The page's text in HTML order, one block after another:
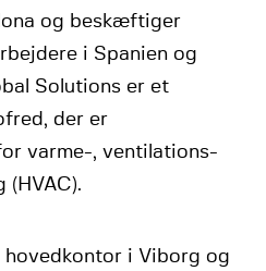
og beskæftiger
i Spanien og
Solutions er et
der er
varme-, ventilations-
hovedkontor i Viborg og